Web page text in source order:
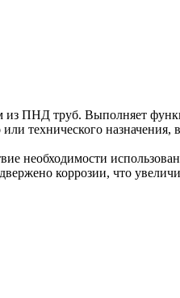
из ПНД труб. Выполняет
технического
необходимости
коррозии, что